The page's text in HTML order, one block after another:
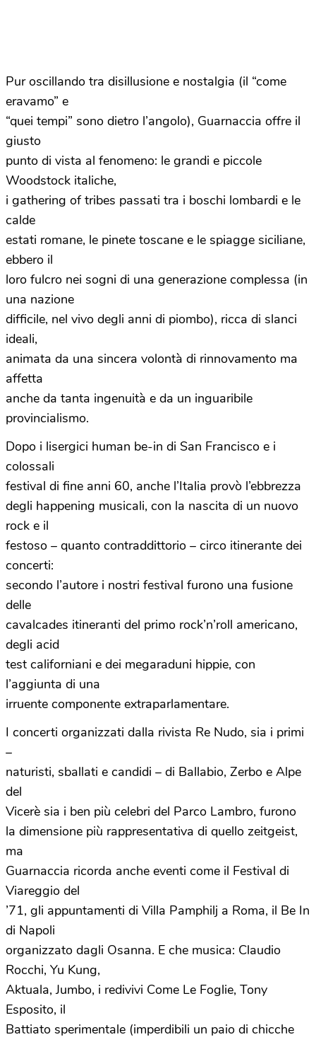
Pur oscillando tra disillusione e nostalgia (il “come
eravamo” e
“quei tempi” sono dietro l’angolo), Guarnaccia offre il
giusto
punto di vista al fenomeno: le grandi e piccole
Woodstock italiche,
i gathering of tribes passati tra i boschi lombardi e le
calde
estati romane, le pinete toscane e le spiagge siciliane,
ebbero il
loro fulcro nei sogni di una generazione complessa (in
una nazione
difficile, nel vivo degli anni di piombo), ricca di slanci
ideali,
animata da una sincera volontà di rinnovamento ma
affetta
anche da tanta ingenuità e da un inguaribile
provincialismo.
Dopo i lisergici human be-in di San Francisco e i
colossali
festival di fine anni 60, anche l’Italia provò l’ebbrezza
degli happening musicali, con la nascita di un nuovo
rock e il
festoso – quanto contraddittorio – circo itinerante dei
concerti:
secondo l’autore i nostri festival furono una fusione
delle
cavalcades itineranti del primo rock’n’roll americano,
degli acid
test californiani e dei megaraduni hippie, con
l’aggiunta di una
irruente componente extraparlamentare.
I concerti organizzati dalla rivista Re Nudo, sia i primi
–
naturisti, sballati e candidi – di Ballabio, Zerbo e Alpe
del
Vicerè sia i ben più celebri del Parco Lambro, furono
la dimensione più rappresentativa di quello zeitgeist,
ma
Guarnaccia ricorda anche eventi come il Festival di
Viareggio del
’71, gli appuntamenti di Villa Pamphilj a Roma, il Be In
di Napoli
organizzato dagli Osanna. E che musica: Claudio
Rocchi, Yu Kung,
Aktuala, Jumbo, i redivivi Come Le Foglie, Tony
Esposito, il
Battiato sperimentale (imperdibili un paio di chicche